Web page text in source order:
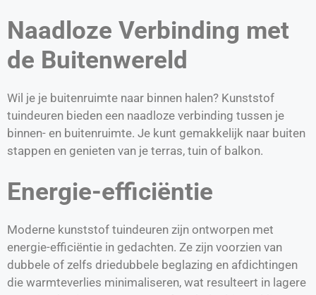
Naadloze Verbinding met
de Buitenwereld
Wil je je buitenruimte naar binnen halen? Kunststof
tuindeuren bieden een naadloze verbinding tussen je
binnen- en buitenruimte. Je kunt gemakkelijk naar buiten
stappen en genieten van je terras, tuin of balkon.
Energie-efficiëntie
Moderne kunststof tuindeuren zijn ontworpen met
energie-efficiëntie in gedachten. Ze zijn voorzien van
dubbele of zelfs driedubbele beglazing en afdichtingen
die warmteverlies minimaliseren, wat resulteert in lagere